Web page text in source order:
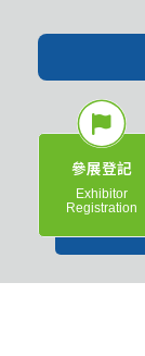
參展登記
Exhibitor
Registration